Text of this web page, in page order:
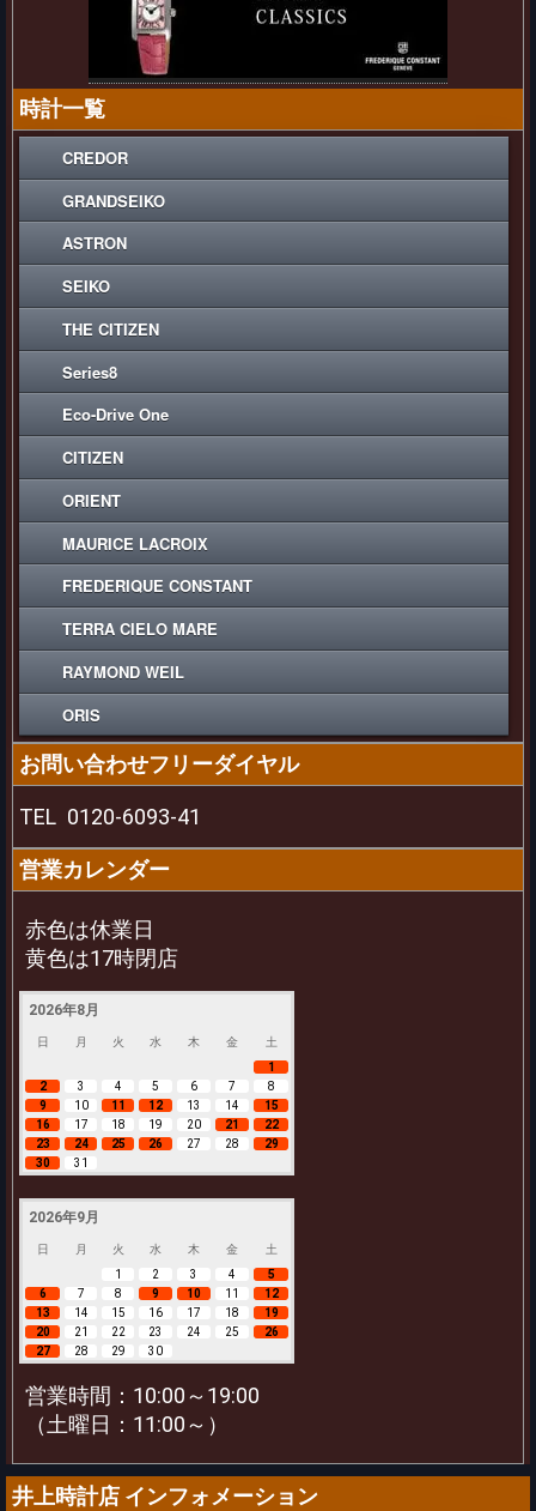
時計一覧
CREDOR
GRANDSEIKO
ASTRON
SEIKO
THE CITIZEN
Series8
Eco-Drive One
CITIZEN
ORIENT
MAURICE LACROIX
FREDERIQUE CONSTANT
TERRA CIELO MARE
RAYMOND WEIL
ORIS
お問い合わせフリーダイヤル
TEL 0120-6093-41
営業カレンダー
赤色は休業日
黄色は17時閉店
2026年8月
日 月 火 水 木 金
土
1
2
3 4 5 6 7
8
9
10 11 12 13 14
15
16
17 18 19 20 21
22
23
24 25 26 27 28
29
30
31
2026年9月
日 月 火 水 木 金
土
1
2 3 4
5
6
7 8 9 10 11
12
13
14 15 16 17 18
19
20
21 22 23 24 25
26
27
28 29 30
営業時間：10:00～19:00
（土曜日：11:00～）
井上時計店 インフォメーション